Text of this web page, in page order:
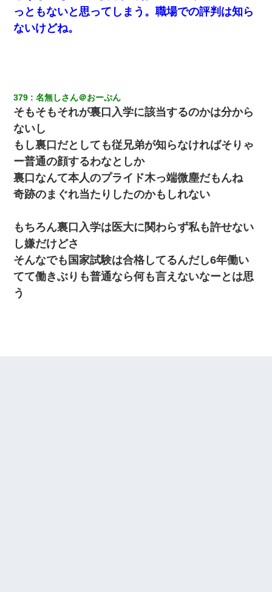
っともないと思ってしまう。職場での評判は知ら
ないけどね。
379 名無しさん＠おーぷん
そもそもそれが裏口入学に該当するのかは分から
ないし
もし裏口だとしても従兄弟が知らなければそりゃ
ー普通の顔するわなとしか
裏口なんて本人のプライド木っ端微塵だもんね
奇跡のまぐれ当たりしたのかもしれない
もちろん裏口入学は医大に関わらず私も許せない
し嫌だけどさ
そんなでも国家試験は合格してるんだし6年働い
てて働きぶりも普通なら何も言えないなーとは思
う